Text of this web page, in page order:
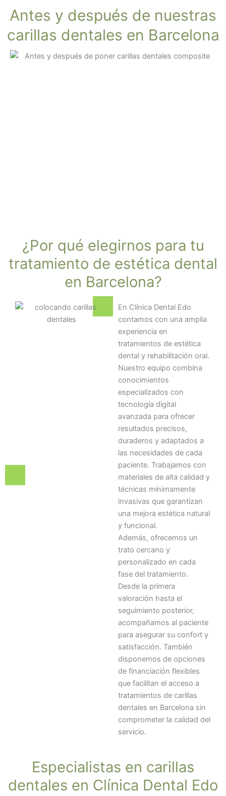
Antes y después de nuestras
carillas dentales en Barcelona
¿Por qué elegirnos para tu
tratamiento de estética dental
en Barcelona?
En Clínica Dental Edo
contamos con una amplia
experiencia en
tratamientos de estética
dental y rehabilitación oral.
Nuestro equipo combina
conocimientos
especializados con
tecnología digital
avanzada para ofrecer
resultados precisos,
duraderos y adaptados a
las necesidades de cada
paciente. Trabajamos con
materiales de alta calidad y
técnicas mínimamente
invasivas que garantizan
una mejora estética natural
y funcional.
Además, ofrecemos un
trato cercano y
personalizado en cada
fase del tratamiento.
Desde la primera
valoración hasta el
seguimiento posterior,
acompañamos al paciente
para asegurar su confort y
satisfacción. También
disponemos de opciones
de financiación flexibles
que facilitan el acceso a
tratamientos de carillas
dentales en Barcelona sin
comprometer la calidad del
servicio.
Especialistas en carillas
dentales en Clínica Dental Edo